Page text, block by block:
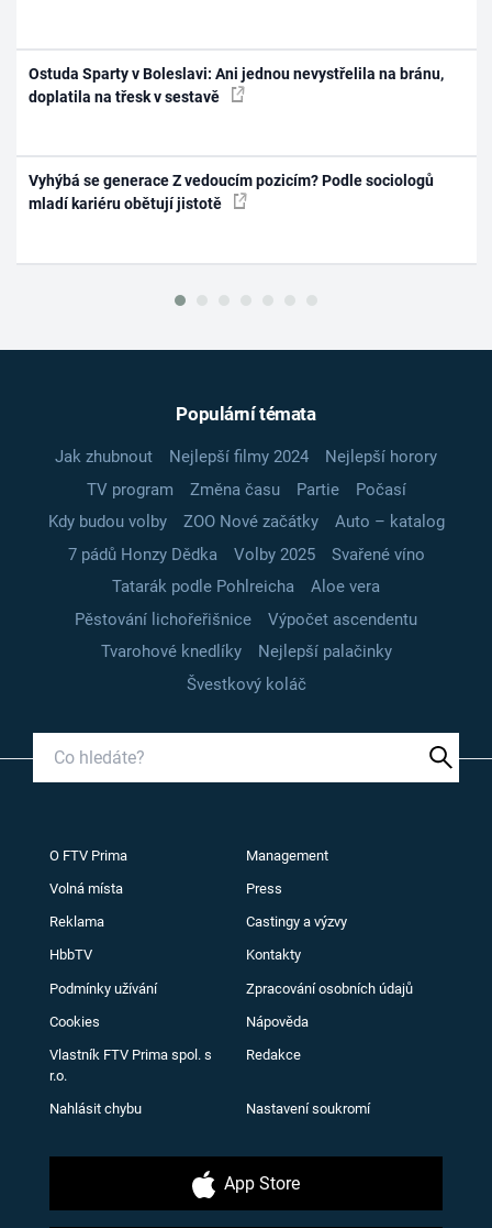
Ostuda Sparty v Boleslavi: Ani jednou nevystřelila na bránu,
doplatila na třesk v sestavě
Vyhýbá se generace Z vedoucím pozicím? Podle sociologů
mladí kariéru obětují jistotě
Populární témata
Jak zhubnout Nejlepší filmy 2024
Nejlepší horory
TV program
Změna času Partie
Počasí
Kdy budou volby
ZOO Nové začátky
Auto – katalog
7 pádů Honzy Dědka
Volby 2025
Svařené víno
Tatarák podle Pohlreicha
Aloe vera
Pěstování lichořeřišnice
Výpočet ascendentu
Tvarohové knedlíky
Nejlepší palačinky
Švestkový koláč
O FTV Prima Management
Volná místa Press
Reklama Castingy a výzvy
HbbTV Kontakty
Podmínky užívání Zpracování osobních údajů
Cookies Nápověda
Vlastník FTV Prima spol. s
r.o.
Redakce
Nahlásit chybu Nastavení soukromí
App Store